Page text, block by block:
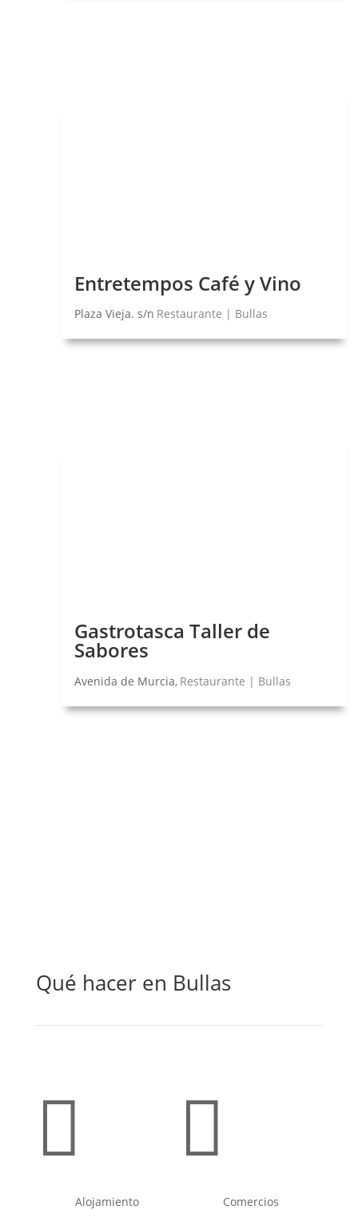
Entretempos Café y Vino
Plaza Vieja. s/n Restaurante | Bullas
Gastrotasca Taller de
Sabores
Avenida de Murcia, Restaurante | Bullas
Qué hacer en Bullas

Alojamiento

Comercios